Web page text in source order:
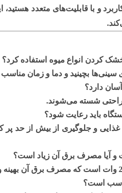
و با قابلیت‌های متعدد
کردن انواع میوه استفاده کرد؟
بچینید و دما و زمان مناسب
دارد؟
راحتی شسته می‌شوند.
باید رعایت شود؟
و جلوگیری از بیش از حد
آیا مصرف برق آن زیاد است؟
است؟